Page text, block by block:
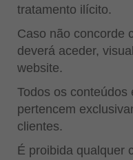
tratamento ilícito.
Caso não concorde
deverá aceder,
website.
Todos os
pertencem
clientes.
É proibida qualquer